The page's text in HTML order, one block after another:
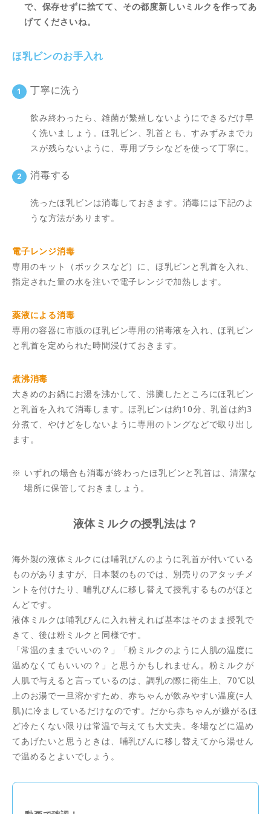
で、保存せずに捨てて、その都度新しいミルクを作ってあ
げてくださいね。
ほ乳ビンのお手入れ
丁寧に洗う
飲み終わったら、雑菌が繁殖しないようにできるだけ早
く洗いましょう。ほ乳ビン、乳首とも、すみずみまでカ
スが残らないように、専用ブラシなどを使って丁寧に。
消毒する
洗ったほ乳ビンは消毒しておきます。消毒には下記のよ
うな方法があります。
電子レンジ消毒
専用のキット（ボックスなど）に、ほ乳ビンと乳首を入れ、
指定された量の水を注いで電子レンジで加熱します。
薬液による消毒
専用の容器に市販のほ乳ビン専用の消毒液を入れ、ほ乳ビン
と乳首を定められた時間浸けておきます。
煮沸消毒
大きめのお鍋にお湯を沸かして、沸騰したところにほ乳ビン
と乳首を入れて消毒します。ほ乳ビンは約10分、乳首は約3
分煮て、やけどをしないように専用のトングなどで取り出し
ます。
※ いずれの場合も消毒が終わったほ乳ビンと乳首は、清潔な
場所に保管しておきましょう。
液体ミルクの授乳法は？
海外製の液体ミルクには哺乳びんのように乳首が付いている
ものがありますが、日本製のものでは、別売りのアタッチメ
ントを付けたり、哺乳びんに移し替えて授乳するものがほと
んどです。
液体ミルクは哺乳びんに入れ替えれば基本はそのまま授乳で
きて、後は粉ミルクと同様です。
「常温のままでいいの？」「粉ミルクのように人肌の温度に
温めなくてもいいの？」と思うかもしれません。粉ミルクが
人肌で与えると言っているのは、調乳の際に衛生上、70℃以
上のお湯で一旦溶かすため、赤ちゃんが飲みやすい温度(=人
肌)に冷ましているだけなのです。だから赤ちゃんが嫌がるほ
ど冷たくない限りは常温で与えても大丈夫。冬場などに温め
てあげたいと思うときは、哺乳びんに移し替えてから湯せん
で温めるとよいでしょう。